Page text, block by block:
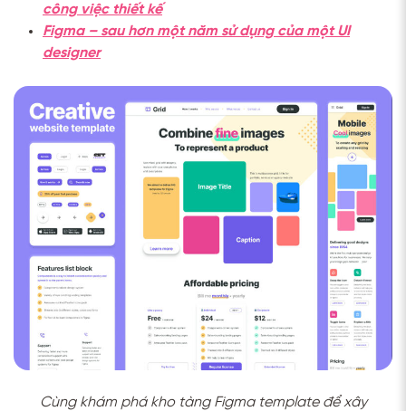
công việc thiết kế
Figma – sau hơn một năm sử dụng của một UI
designer
Cùng khám phá kho tàng Figma template để xây